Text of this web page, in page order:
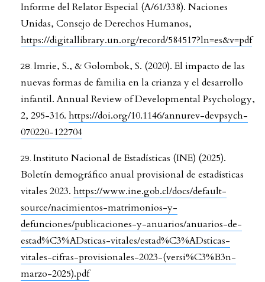
Informe del Relator Especial (A/61/338). Naciones
Unidas, Consejo de Derechos Humanos,
https://digitallibrary.un.org/record/584517?ln=es&v=pdf
Imrie, S., & Golombok, S. (2020). El impacto de las
nuevas formas de familia en la crianza y el desarrollo
infantil. Annual Review of Developmental Psychology,
2, 295-316. https://doi.org/10.1146/annurev-devpsych-
070220-122704
Instituto Nacional de Estadísticas (INE) (2025).
Boletín demográfico anual provisional de estadísticas
vitales 2023. https://www.ine.gob.cl/docs/default-
source/nacimientos-matrimonios-y-
defunciones/publicaciones-y-anuarios/anuarios-de-
estad%C3%ADsticas-vitales/estad%C3%ADsticas-
vitales-cifras-provisionales-2023-(versi%C3%B3n-
marzo-2025).pdf